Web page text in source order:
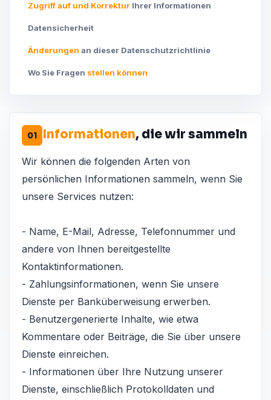
Zugriff auf und Korrektur Ihrer Informationen
Datensicherheit
Änderungen an dieser Datenschutzrichtlinie
Wo Sie Fragen stellen können
01 Informationen, die wir sammeln
Wir können die folgenden Arten von
persönlichen Informationen sammeln, wenn Sie
unsere Services nutzen:
- Name, E-Mail, Adresse, Telefonnummer und
andere von Ihnen bereitgestellte
Kontaktinformationen.
- Zahlungsinformationen, wenn Sie unsere
Dienste per Banküberweisung erwerben.
- Benutzergenerierte Inhalte, wie etwa
Kommentare oder Beiträge, die Sie über unsere
Dienste einreichen.
- Informationen über Ihre Nutzung unserer
Dienste, einschließlich Protokolldaten und